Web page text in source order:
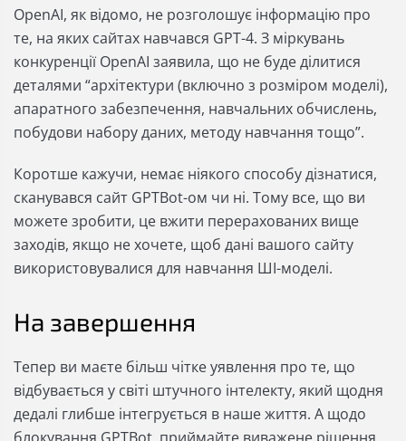
OpenAI, як відомо, не розголошує інформацію про
те, на яких сайтах навчався GPT-4. З міркувань
конкуренції OpenAI заявила, що не буде ділитися
деталями “архітектури (включно з розміром моделі),
апаратного забезпечення, навчальних обчислень,
побудови набору даних, методу навчання тощо”.
Коротше кажучи, немає ніякого способу дізнатися,
сканувався сайт GPTBot-ом чи ні. Тому все, що ви
можете зробити, це вжити перерахованих вище
заходів, якщо не хочете, щоб дані вашого сайту
використовувалися для навчання ШІ-моделі.
На завершення
Тепер ви маєте більш чітке уявлення про те, що
відбувається у світі штучного інтелекту, який щодня
дедалі глибше інтегрується в наше життя. А щодо